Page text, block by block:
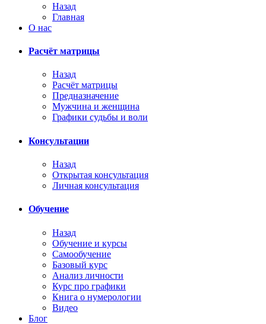
Назад
Главная
О нас
Расчёт матрицы
Назад
Расчёт матрицы
Предназначение
Мужчина и женщина
Графики судьбы и воли
Консультации
Назад
Открытая консультация
Личная консультация
Обучение
Назад
Обучение и курсы
Самообучение
Базовый курс
Анализ личности
Курс про графики
Книга о нумерологии
Видео
Блог